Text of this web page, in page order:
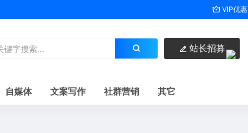
VIP优惠
站长招募
自媒体 文案写作 社群营销 其它